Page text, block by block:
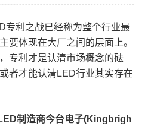
专利之战已经称为整个行业最
要体现在大厂之间的层面上。
专利才是认清市场概念的砝
者才能认清LED行业其实存在
制造商今台电子(Kingbrigh